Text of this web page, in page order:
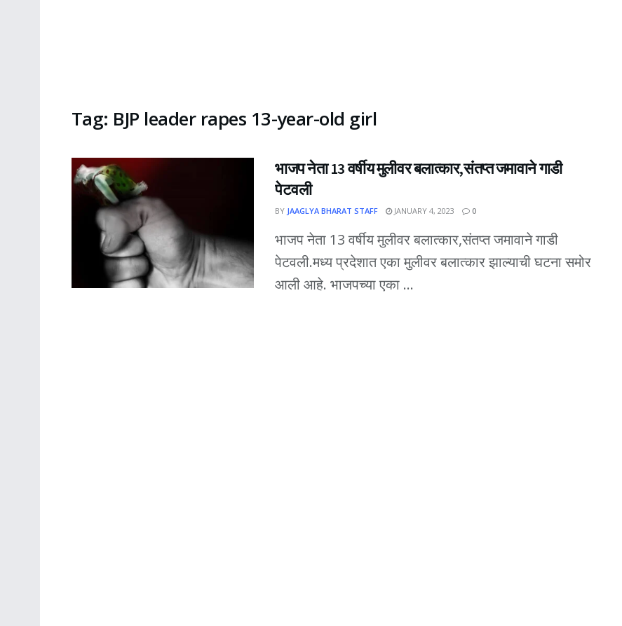
Tag: BJP leader rapes 13-year-old girl
भाजप नेता 13 वर्षीय मुलीवर बलात्कार,संतप्त जमावाने गाडी
पेटवली
BY JAAGLYA BHARAT STAFF JANUARY 4, 2023 0
भाजप नेता 13 वर्षीय मुलीवर बलात्कार,संतप्त जमावाने गाडी
पेटवली.मध्य प्रदेशात एका मुलीवर बलात्कार झाल्याची घटना समोर
आली आहे. भाजपच्या एका ...